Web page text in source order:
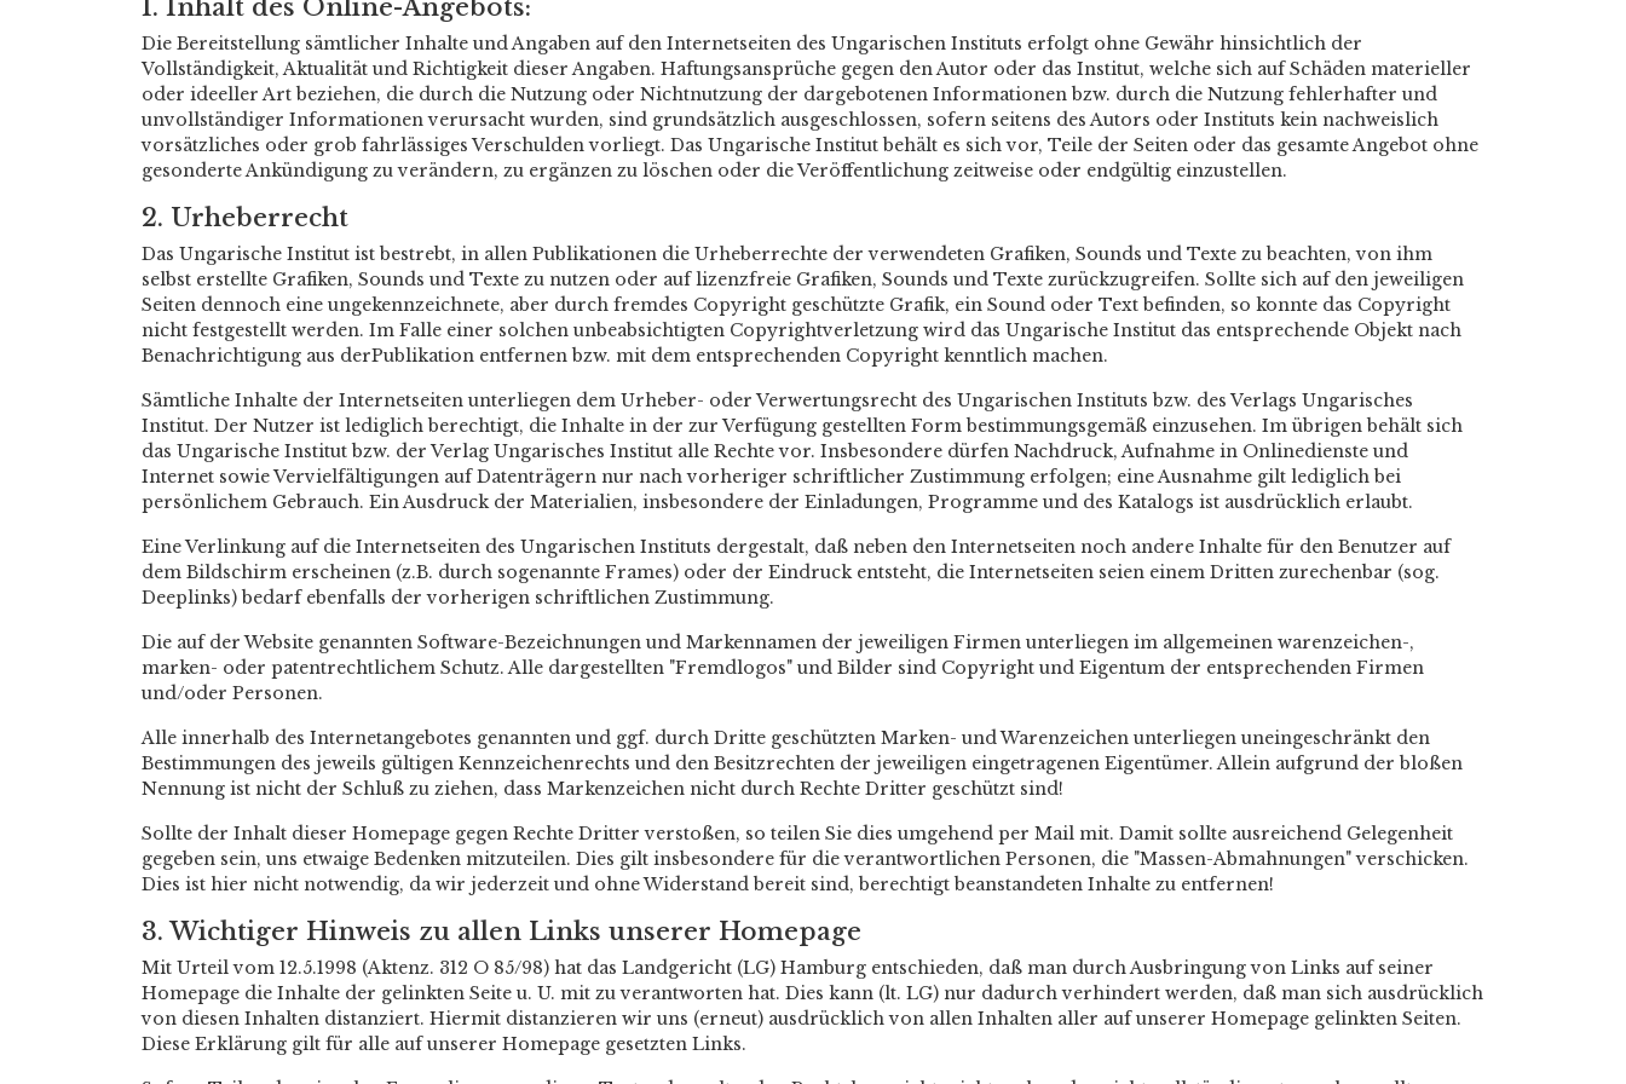
1. Inhalt des Online-Angebots:
Die Bereitstellung sämtlicher Inhalte und Angaben auf den Internetseiten des Ungarischen Instituts erfolgt ohne Gewähr hinsichtlich der
Vollständigkeit, Aktualität und Richtigkeit dieser Angaben. Haftungsansprüche gegen den Autor oder das Institut, welche sich auf Schäden materieller
oder ideeller Art beziehen, die durch die Nutzung oder Nichtnutzung der dargebotenen Informationen bzw. durch die Nutzung fehlerhafter und
unvollständiger Informationen verursacht wurden, sind grundsätzlich ausgeschlossen, sofern seitens des Autors oder Instituts kein nachweislich
vorsätzliches oder grob fahrlässiges Verschulden vorliegt. Das Ungarische Institut behält es sich vor, Teile der Seiten oder das gesamte Angebot ohne
gesonderte Ankündigung zu verändern, zu ergänzen zu löschen oder die Veröffentlichung zeitweise oder endgültig einzustellen.
2. Urheberrecht
Das Ungarische Institut ist bestrebt, in allen Publikationen die Urheberrechte der verwendeten Grafiken, Sounds und Texte zu beachten, von ihm
selbst erstellte Grafiken, Sounds und Texte zu nutzen oder auf lizenzfreie Grafiken, Sounds und Texte zurückzugreifen. Sollte sich auf den jeweiligen
Seiten dennoch eine ungekennzeichnete, aber durch fremdes Copyright geschützte Grafik, ein Sound oder Text befinden, so konnte das Copyright
nicht festgestellt werden. Im Falle einer solchen unbeabsichtigten Copyrightverletzung wird das Ungarische Institut das entsprechende Objekt nach
Benachrichtigung aus derPublikation entfernen bzw. mit dem entsprechenden Copyright kenntlich machen.
Sämtliche Inhalte der Internetseiten unterliegen dem Urheber- oder Verwertungsrecht des Ungarischen Instituts bzw. des Verlags Ungarisches
Institut. Der Nutzer ist lediglich berechtigt, die Inhalte in der zur Verfügung gestellten Form bestimmungsgemäß einzusehen. Im übrigen behält sich
das Ungarische Institut bzw. der Verlag Ungarisches Institut alle Rechte vor. Insbesondere dürfen Nachdruck, Aufnahme in Onlinedienste und
Internet sowie Vervielfältigungen auf Datenträgern nur nach vorheriger schriftlicher Zustimmung erfolgen; eine Ausnahme gilt lediglich bei
persönlichem Gebrauch. Ein Ausdruck der Materialien, insbesondere der Einladungen, Programme und des Katalogs ist ausdrücklich erlaubt.
Eine Verlinkung auf die Internetseiten des Ungarischen Instituts dergestalt, daß neben den Internetseiten noch andere Inhalte für den Benutzer auf
dem Bildschirm erscheinen (z.B. durch sogenannte Frames) oder der Eindruck entsteht, die Internetseiten seien einem Dritten zurechenbar (sog.
Deeplinks) bedarf ebenfalls der vorherigen schriftlichen Zustimmung.
Die auf der Website genannten Software-Bezeichnungen und Markennamen der jeweiligen Firmen unterliegen im allgemeinen warenzeichen-,
marken- oder patentrechtlichem Schutz. Alle dargestellten "Fremdlogos" und Bilder sind Copyright und Eigentum der entsprechenden Firmen
und/oder Personen.
Alle innerhalb des Internetangebotes genannten und ggf. durch Dritte geschützten Marken- und Warenzeichen unterliegen uneingeschränkt den
Bestimmungen des jeweils gültigen Kennzeichenrechts und den Besitzrechten der jeweiligen eingetragenen Eigentümer. Allein aufgrund der bloßen
Nennung ist nicht der Schluß zu ziehen, dass Markenzeichen nicht durch Rechte Dritter geschützt sind!
Sollte der Inhalt dieser Homepage gegen Rechte Dritter verstoßen, so teilen Sie dies umgehend per Mail mit. Damit sollte ausreichend Gelegenheit
gegeben sein, uns etwaige Bedenken mitzuteilen. Dies gilt insbesondere für die verantwortlichen Personen, die "Massen-Abmahnungen" verschicken.
Dies ist hier nicht notwendig, da wir jederzeit und ohne Widerstand bereit sind, berechtigt beanstandeten Inhalte zu entfernen!
3. Wichtiger Hinweis zu allen Links unserer Homepage
Mit Urteil vom 12.5.1998 (Aktenz. 312 O 85/98) hat das Landgericht (LG) Hamburg entschieden, daß man durch Ausbringung von Links auf seiner
Homepage die Inhalte der gelinkten Seite u. U. mit zu verantworten hat. Dies kann (lt. LG) nur dadurch verhindert werden, daß man sich ausdrücklich
von diesen Inhalten distanziert. Hiermit distanzieren wir uns (erneut) ausdrücklich von allen Inhalten aller auf unserer Homepage gelinkten Seiten.
Diese Erklärung gilt für alle auf unserer Homepage gesetzten Links.